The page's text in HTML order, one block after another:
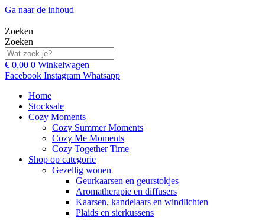
Ga naar de inhoud
Zoeken
Zoeken
€ 0,00 0 Winkelwagen
Facebook Instagram Whatsapp
Home
Stocksale
Cozy Moments
Cozy Summer Moments
Cozy Me Moments
Cozy Together Time
Shop op categorie
Gezellig wonen
Geurkaarsen en geurstokjes
Aromatherapie en diffusers
Kaarsen, kandelaars en windlichten
Plaids en sierkussens